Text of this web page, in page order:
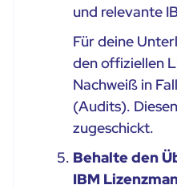
und relevante
Für deine
den offiziellen
Nachweiß in
(Audits).
zugeschickt.
Behalte den
IBM